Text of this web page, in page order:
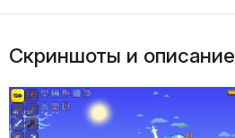
Скриншоты и описание